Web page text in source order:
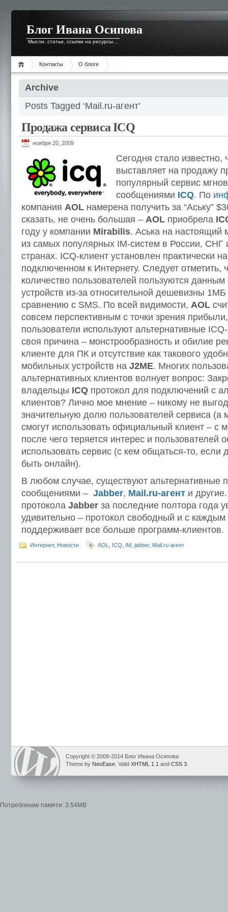
Блог Ивана Осипова
Мысли, статьи, ссылки на ресурсы…
Контакты О блоге
Archive
Posts Tagged ‘Mail.ru-агент’
Продажа сервиса ICQ
ноября 20, 2009
Сегодня стало известно,
выставляет на продажу
популярный сервис
сообщениями ICQ. По
компания AOL намерена получить за “Аську”
сказать, не очень большая – AOL приобрела
году у компании Mirabilis. Аська на настоящий
из самых популярных IM-систем в России, СНГ
странах. ICQ-клиент установлен практически
подключенном к Интернету. Следует отметить,
количество пользователей пользуются
устройств из-за относительной дешевизны
сравнению с SMS. По всей видимости, AOL
совсем перспективным с точки зрения
пользователи используют альтернативные
своя причина – монстрообразность и обилие
клиенте для ПК и отсутствие как такового
мобильных устройств на J2ME. Многих
альтернативных клиентов волнует вопрос:
владельцы ICQ протокол для подключений с
клиентов? Лично мое мнение – никому не
значительную долю пользователей сервиса (а
смогут использовать официальный клиент – с
после чего теряется интерес и пользователей
использовать сервис (с кем общаться-то, если
быть онлайн).
В любом случае, существуют альтернативные
сообщениями – Jabber, Mail.ru-агент и
протокола Jabber за последние полтора года
удивительно – протокол свободный и с каждым
поддерживает все больше программ-клиентов.
Интернет, Новости AOL ICQ IM jabber, Mail.ru-агент
Copyright © 2009-2014 Блог Ивана Осипова
Theme by NeoEase . Valid XHTML 1.1 and CSS 3
Потребление памяти: 3.54MB